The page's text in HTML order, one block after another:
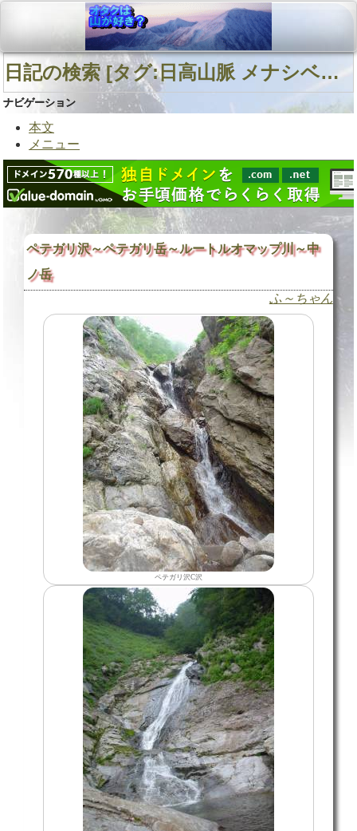
日記の検索 [タグ:日高山脈 メナシベツ川 ニシュオマナイ川] 01～02(02件中)
ナビゲーション
本文
メニュー
ペテガリ沢～ペテガリ岳～ルートルオマップ川～中
ノ岳
ふ～ちゃん
ペテガリ沢C沢